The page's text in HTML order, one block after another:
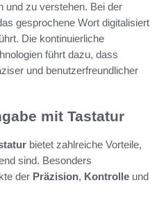
und zu verstehen. Bei der
gesprochene Wort digitalisiert
Die kontinuierliche
führt dazu, dass
und benutzerfreundlicher
mit Tastatur
bietet zahlreiche Vorteile,
sind. Besonders
der Präzision, Kontrolle und